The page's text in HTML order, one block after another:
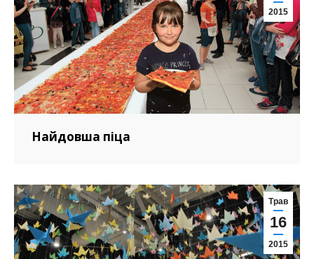
2015
Найдовша піца
Трав
16
2015